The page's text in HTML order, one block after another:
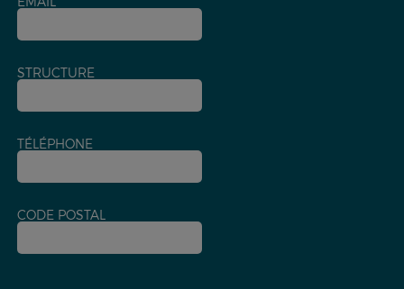
STRUCTURE
TÉLÉPHONE
CODE POSTAL